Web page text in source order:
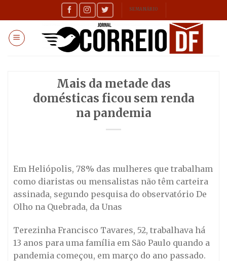
to
content
SEMANÁRIO
Mais da metade das
domésticas ficou sem renda
na pandemia
Em Heliópolis, 78% das mulheres que trabalham
como diaristas ou mensalistas não têm carteira
assinada, segundo pesquisa do observatório De
Olho na Quebrada, da Unas
Terezinha Francisco Tavares, 52, trabalhava há
13 anos para uma família em São Paulo quando a
pandemia começou, em março do ano passado.